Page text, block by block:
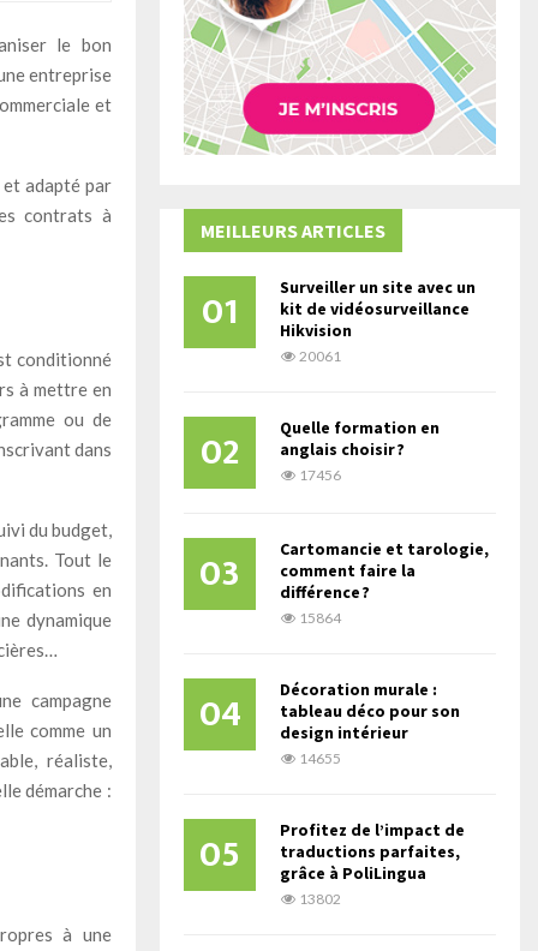
le bon
entreprise
et
adapté par
contrats à
conditionné
à mettre en
ou de
dans
du budget,
Tout le
en
dynamique
campagne
comme un
réaliste,
démarche :
à une
MEILLEURS ARTICLES
01
Surveiller un site avec un
kit de vidéosurveillance
Hikvision
20061
02
Quelle formation en
anglais choisir ?
17456
03
Cartomancie et tarologie,
comment faire la
différence ?
15864
04
Décoration murale :
tableau déco pour son
design intérieur
14655
05
Profitez de l’impact de
traductions parfaites,
grâce à PoliLingua
13802